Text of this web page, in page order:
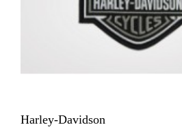
Harley-Davidson